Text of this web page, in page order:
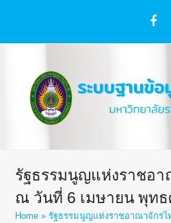
รัฐธรรมนูญแห่งราชอา
ณ วันที่ 6 เมษายน พุทธ
Home »รัฐธรรมนูญแห่งราชอาณาจักร